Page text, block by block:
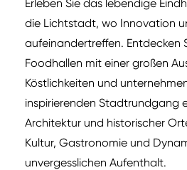
Erleben Sie das lebendige
die Lichtstadt, wo Innovation
aufeinandertreffen. Entdecken
Foodhallen mit einer großen
Köstlichkeiten und
inspirierenden Stadtrundgang
Architektur und historischer
Kultur, Gastronomie und
unvergesslichen Aufenthalt.